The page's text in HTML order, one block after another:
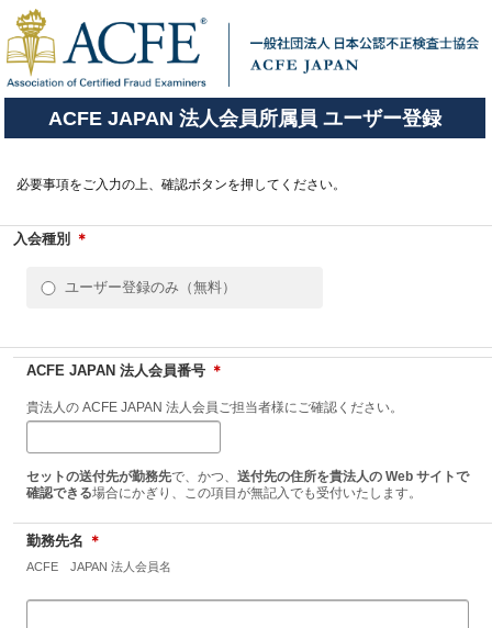
ACFE JAPAN 法人会員所属員 ユーザー登録
必要事項をご入力の上、確認ボタンを押してください。
入会種別 ＊
ユーザー登録のみ（無料）
ACFE JAPAN 法人会員番号 ＊
貴法人の ACFE JAPAN 法人会員ご担当者様にご確認ください。
セットの送付先が勤務先で、かつ、 送付先の住所を貴法人の Web サイトで
確認できる場合にかぎり、この項目が無記入でも受付いたします。
勤務先名 ＊
ACFE JAPAN 法人会員名